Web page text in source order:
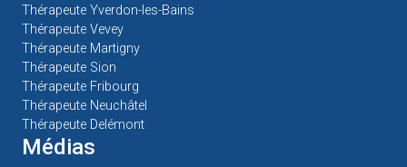
Thérapeute Yverdon-les-Bains
Thérapeute Vevey
Thérapeute Martigny
Thérapeute Sion
Thérapeute Fribourg
Thérapeute Neuchâtel
Thérapeute Delémont
Médias